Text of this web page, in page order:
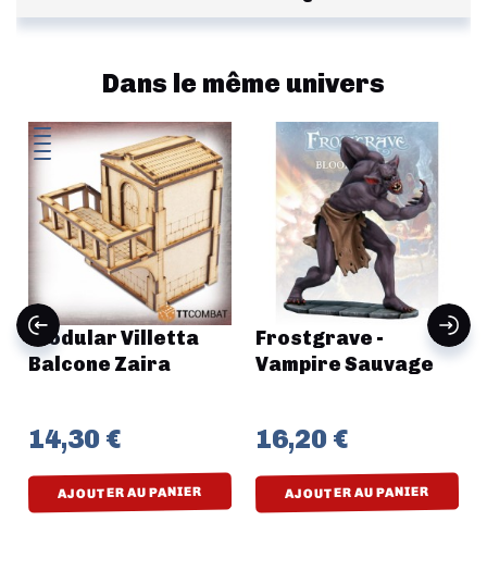
Dans le même univers
Modular Villetta
Balcone Zaira
14,30 €
AJOUTER AU PANIER
Frostgrave -
Vampire Sauvage
16,20 €
AJOUTER AU PANIER